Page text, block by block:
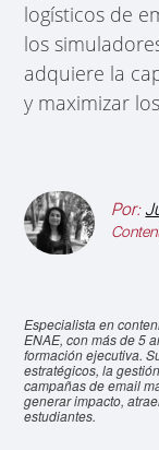
logísticos de
los
adquiere la
y maximizar
Por:
Especialista en
ENAE, con más de 5
formación ejecutiva.
estratégicos, la
campañas de email
generar impacto,
estudiantes.